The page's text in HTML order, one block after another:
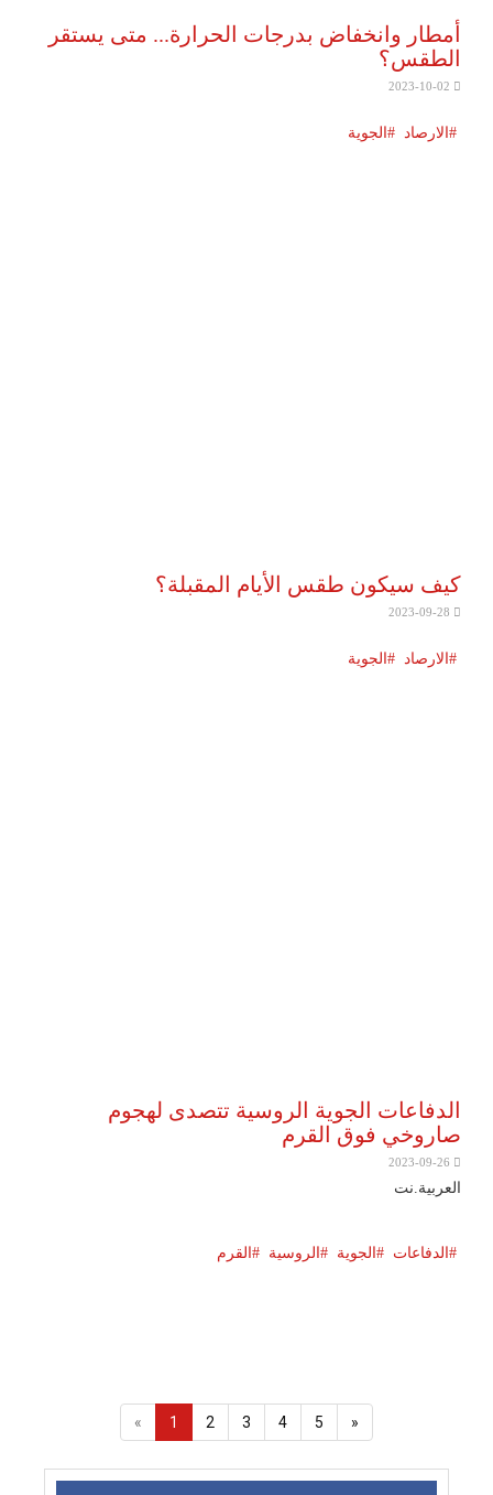
أمطار وانخفاض بدرجات الحرارة... متى يستقر
الطقس؟
الارصاد الجوية
كيف سيكون طقس الأيام المقبلة؟
الارصاد الجوية
الدفاعات الجوية الروسية تتصدى لهجوم
صاروخي فوق القرم
العربية.نت
الدفاعات الجوية الروسية القرم
« 1 2 3 4 5 »